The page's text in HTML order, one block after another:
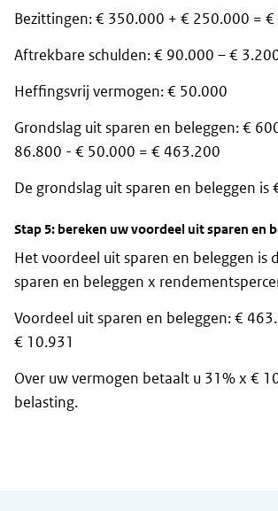
Bezittingen: € 350.000 + € 250.000 =
Aftrekbare schulden: € 90.000 – €
Heffingsvrij vermogen: € 50.000
Grondslag uit sparen en beleggen: €
86.800 - € 50.000 = € 463.200
De grondslag uit sparen en beleggen is
Stap 5: bereken uw voordeel uit sparen en
Het voordeel uit sparen en beleggen is
sparen en beleggen x
Voordeel uit sparen en beleggen: €
€ 10.931
Over uw vermogen betaalt u 31% x €
belasting.